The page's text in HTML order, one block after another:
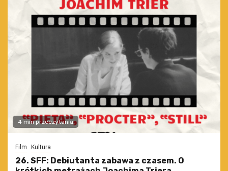
4 min przeczytania
Film Kultura
26. SFF: Debiutanta zabawa z czasem. O